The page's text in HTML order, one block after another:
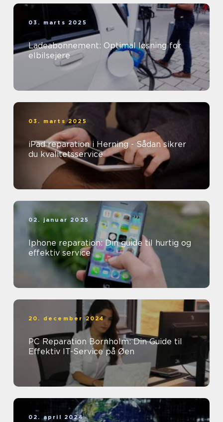
03. marts 2025
Ladeabonnement: Optimal løsning for
elbilsejere
03. marts 2025
iPad reparation i Herning - Sådan sikrer
du kvalitetsservice
02. januar 2025
Iphone reparation: Din guide til hurtig og
effektiv service
20. december 2024
PC Reparation Bornholm: Din Guide til
Effektiv IT-Service på Øen
02. april 2024